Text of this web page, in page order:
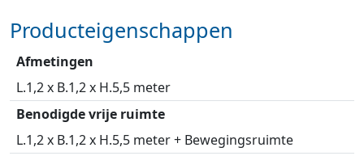
Producteigenschappen
Afmetingen
L.1,2 x B.1,2 x H.5,5 meter
Benodigde vrije ruimte
L.1,2 x B.1,2 x H.5,5 meter + Bewegingsruimte